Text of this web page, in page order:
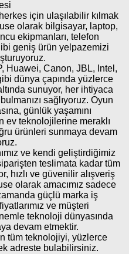
için ulaşılabilir kılmak
olarak bilgisayar, laptop,
ekipmanları, telefon
geniş ürün yelpazemizi
Huawei, Canon, JBL, Intel,
dünya çapında yüzlerce
sunuyor, her ihtiyaca
sağlıyoruz. Oyun
günlük yaşamını
ev teknolojilerine meraklı
ürünleri sunmaya devam
ve kendi geliştirdiğimiz
teslimata kadar tüm
hızlı ve güvenilir alışveriş
olarak amacımız sadece
güçlü marka iş
ve müşteri
teknoloji dünyasında
devam etmektir.
tüm teknolojiyi, yüzlerce
adreste bulabilirsiniz.